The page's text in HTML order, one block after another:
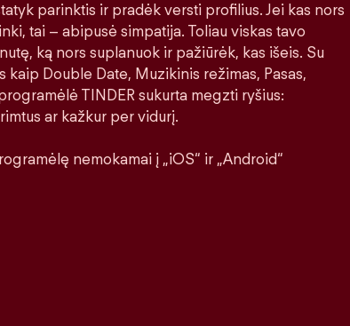
parinktis ir pradėk versti profilius. Jei kas nors
tai – abipusė simpatija. Toliau viskas tavo
ką nors suplanuok ir pažiūrėk, kas išeis. Su
kaip Double Date, Muzikinis režimas, Pasas,
TINDER sukurta megzti ryšius:
ar kažkur per vidurį.
nemokamai į „iOS“ ir „Android“